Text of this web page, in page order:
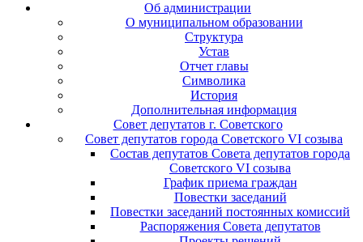
Об администрации
О муниципальном образовании
Структура
Устав
Отчет главы
Символика
История
Дополнительная информация
Совет депутатов г. Советского
Совет депутатов города Советского VI созыва
Состав депутатов Совета депутатов города
Советского VI созыва
График приема граждан
Повестки заседаний
Повестки заседаний постоянных комиссий
Распоряжения Совета депутатов